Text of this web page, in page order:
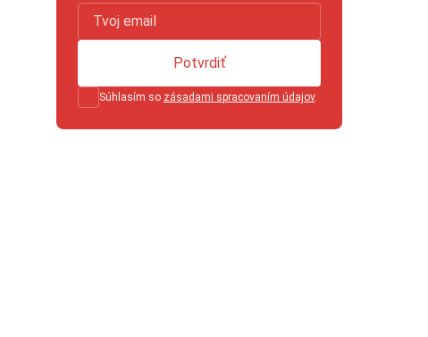
Súhlasím so zásadami spracovaním údajov.
Potvrdiť